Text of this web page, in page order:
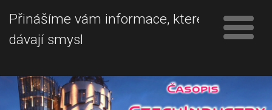
Přinášíme vám informace, které
dávají smysl